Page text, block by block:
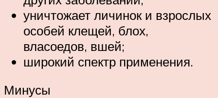
уничтожает личинок и взрослых
особей клещей, блох,
власоедов, вшей;
широкий спектр применения.
Минусы